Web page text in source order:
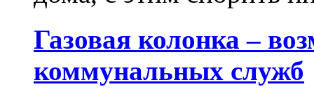
Газовая колонка –
коммунальных служб